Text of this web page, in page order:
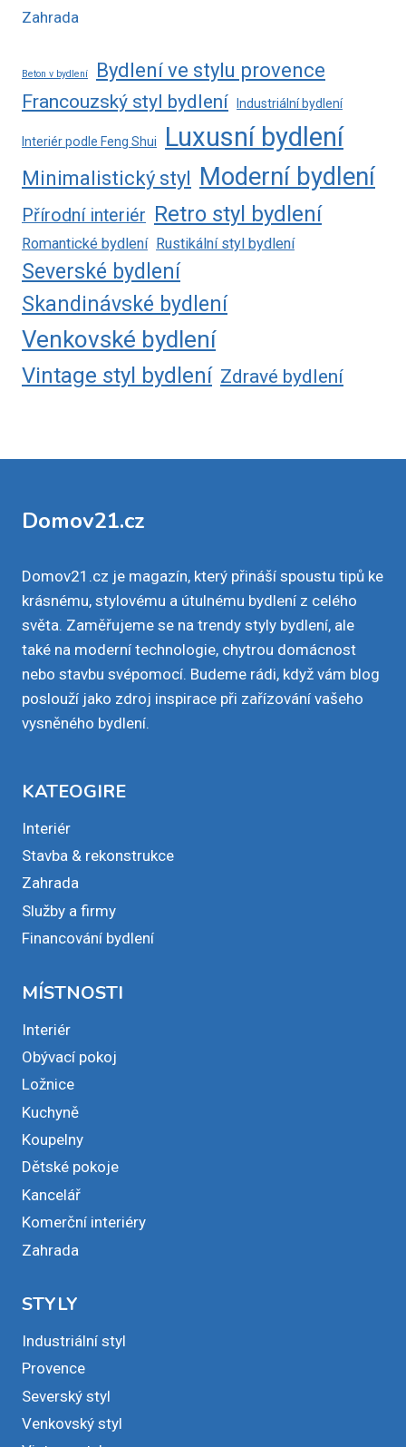
Zahrada
Beton v bydlení
Bydlení ve stylu provence
Francouzský styl bydlení
Industriální bydlení
Interiér podle Feng Shui Luxusní bydlení
Minimalistický styl Moderní bydlení
Přírodní interiér Retro styl bydlení
Romantické bydlení Rustikální styl bydlení
Severské bydlení
Skandinávské bydlení
Venkovské bydlení
Vintage styl bydlení Zdravé bydlení
Domov21.cz
Domov21.cz je magazín, který přináší spoustu tipů ke
krásnému, stylovému a útulnému bydlení z celého
světa. Zaměřujeme se na trendy styly bydlení, ale
také na moderní technologie, chytrou domácnost
nebo stavbu svépomocí. Budeme rádi, když vám blog
poslouží jako zdroj inspirace při zařízování vašeho
vysněného bydlení.
KATEOGIRE
Interiér
Stavba & rekonstrukce
Zahrada
Služby a firmy
Financování bydlení
MÍSTNOSTI
Interiér
Obývací pokoj
Ložnice
Kuchyně
Koupelny
Dětské pokoje
Kancelář
Komerční interiéry
Zahrada
STYLY
Industriální styl
Provence
Severský styl
Venkovský styl